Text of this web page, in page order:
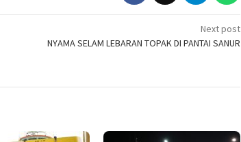
Next post
NYAMA SELAM LEBARAN TOPAK DI PANTAI SANUR